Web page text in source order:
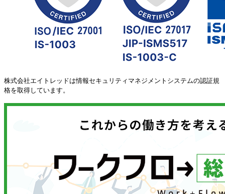
株式会社エイトレッドは情報セキュリティマネジメントシステムの認証規
格を取得しています。